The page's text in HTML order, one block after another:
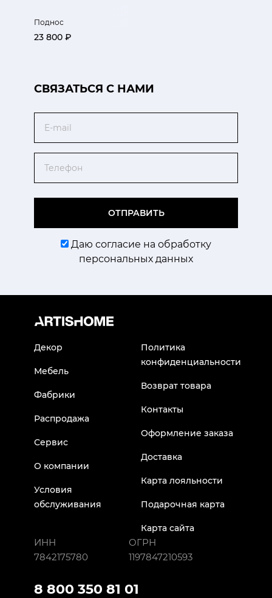
Поднос
23 800 ₽
CВЯЗАТЬСЯ С НАМИ
ОТПРАВИТЬ
Даю согласие на обработку
персональных данных
Декор
Мебель
Фабрики
Распродажа
Сервис
О компании
Условия
обслуживания
Политика
конфиденциальности
Возврат товара
Контакты
Оформление заказа
Доставка
Карта лояльности
Подарочная карта
Карта сайта
ИНН
7842175780
ОГРН
1197847210593
8 800 350 81 01